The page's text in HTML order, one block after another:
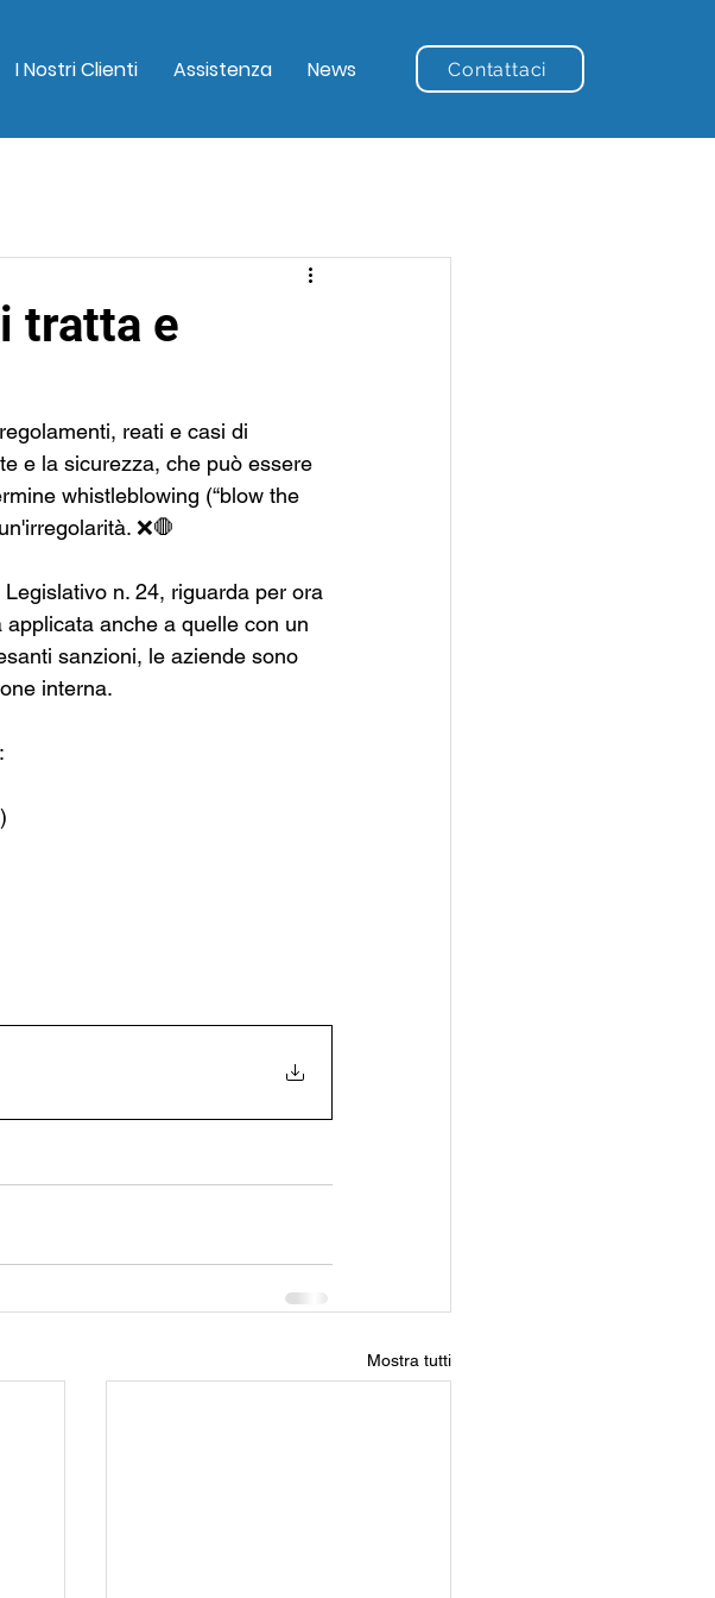
I Nostri Clienti Assistenza News Contattaci
tratta e
reati e casi di
e la sicurezza, che può essere
whistleblowing (“blow the
❌🛑
n. 24, riguarda per ora
anche a quelle con un
sanzioni, le aziende sono
interna.
Mostra tutti